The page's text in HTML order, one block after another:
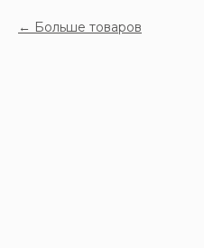
Больше товаров